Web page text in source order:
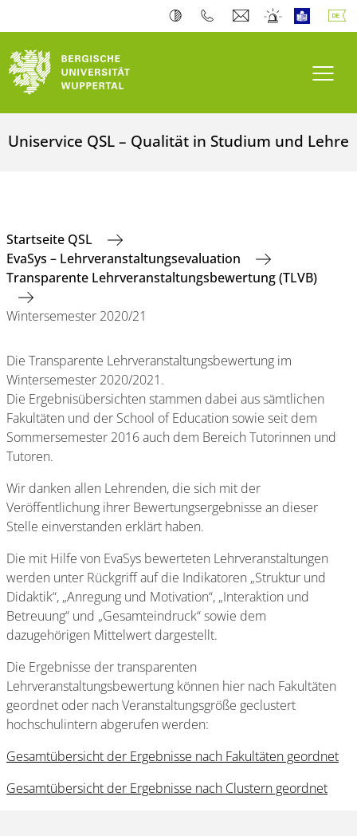
Uniservice QSL – Qualität in Studium und Lehre
Startseite QSL
EvaSys – Lehrveranstaltungsevaluation
Transparente Lehrveranstaltungsbewertung (TLVB)
Wintersemester 2020/21
Die Transparente Lehrveranstaltungsbewertung im
Wintersemester 2020/2021.
Die Ergebnisübersichten stammen dabei aus sämtlichen
Fakultäten und der School of Education sowie seit dem
Sommersemester 2016 auch dem Bereich Tutorinnen und
Tutoren.
Wir danken allen Lehrenden, die sich mit der
Veröffentlichung ihrer Bewertungsergebnisse an dieser
Stelle einverstanden erklärt haben.
Die mit Hilfe von EvaSys bewerteten Lehrveranstaltungen
werden unter Rückgriff auf die Indikatoren „Struktur und
Didaktik“, „Anregung und Motivation“, „Interaktion und
Betreuung“ und „Gesamteindruck“ sowie dem
dazugehörigen Mittelwert dargestellt.
Die Ergebnisse der transparenten
Lehrveranstaltungsbewertung können hier nach Fakultäten
geordnet oder nach Veranstaltungsgröße geclustert
hochschulintern abgerufen werden:
Gesamtübersicht der Ergebnisse nach Fakultäten geordnet
Gesamtübersicht der Ergebnisse nach Clustern geordnet